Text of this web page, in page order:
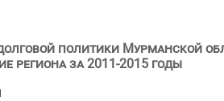
политики Мурманской
региона за 2011-2015 годы